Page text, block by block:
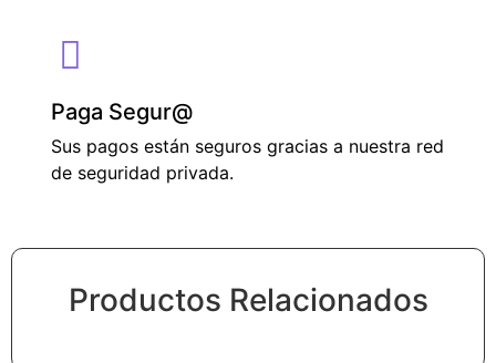
Paga Segur@
Sus pagos están seguros gracias a nuestra red
de seguridad privada.
Productos Relacionados